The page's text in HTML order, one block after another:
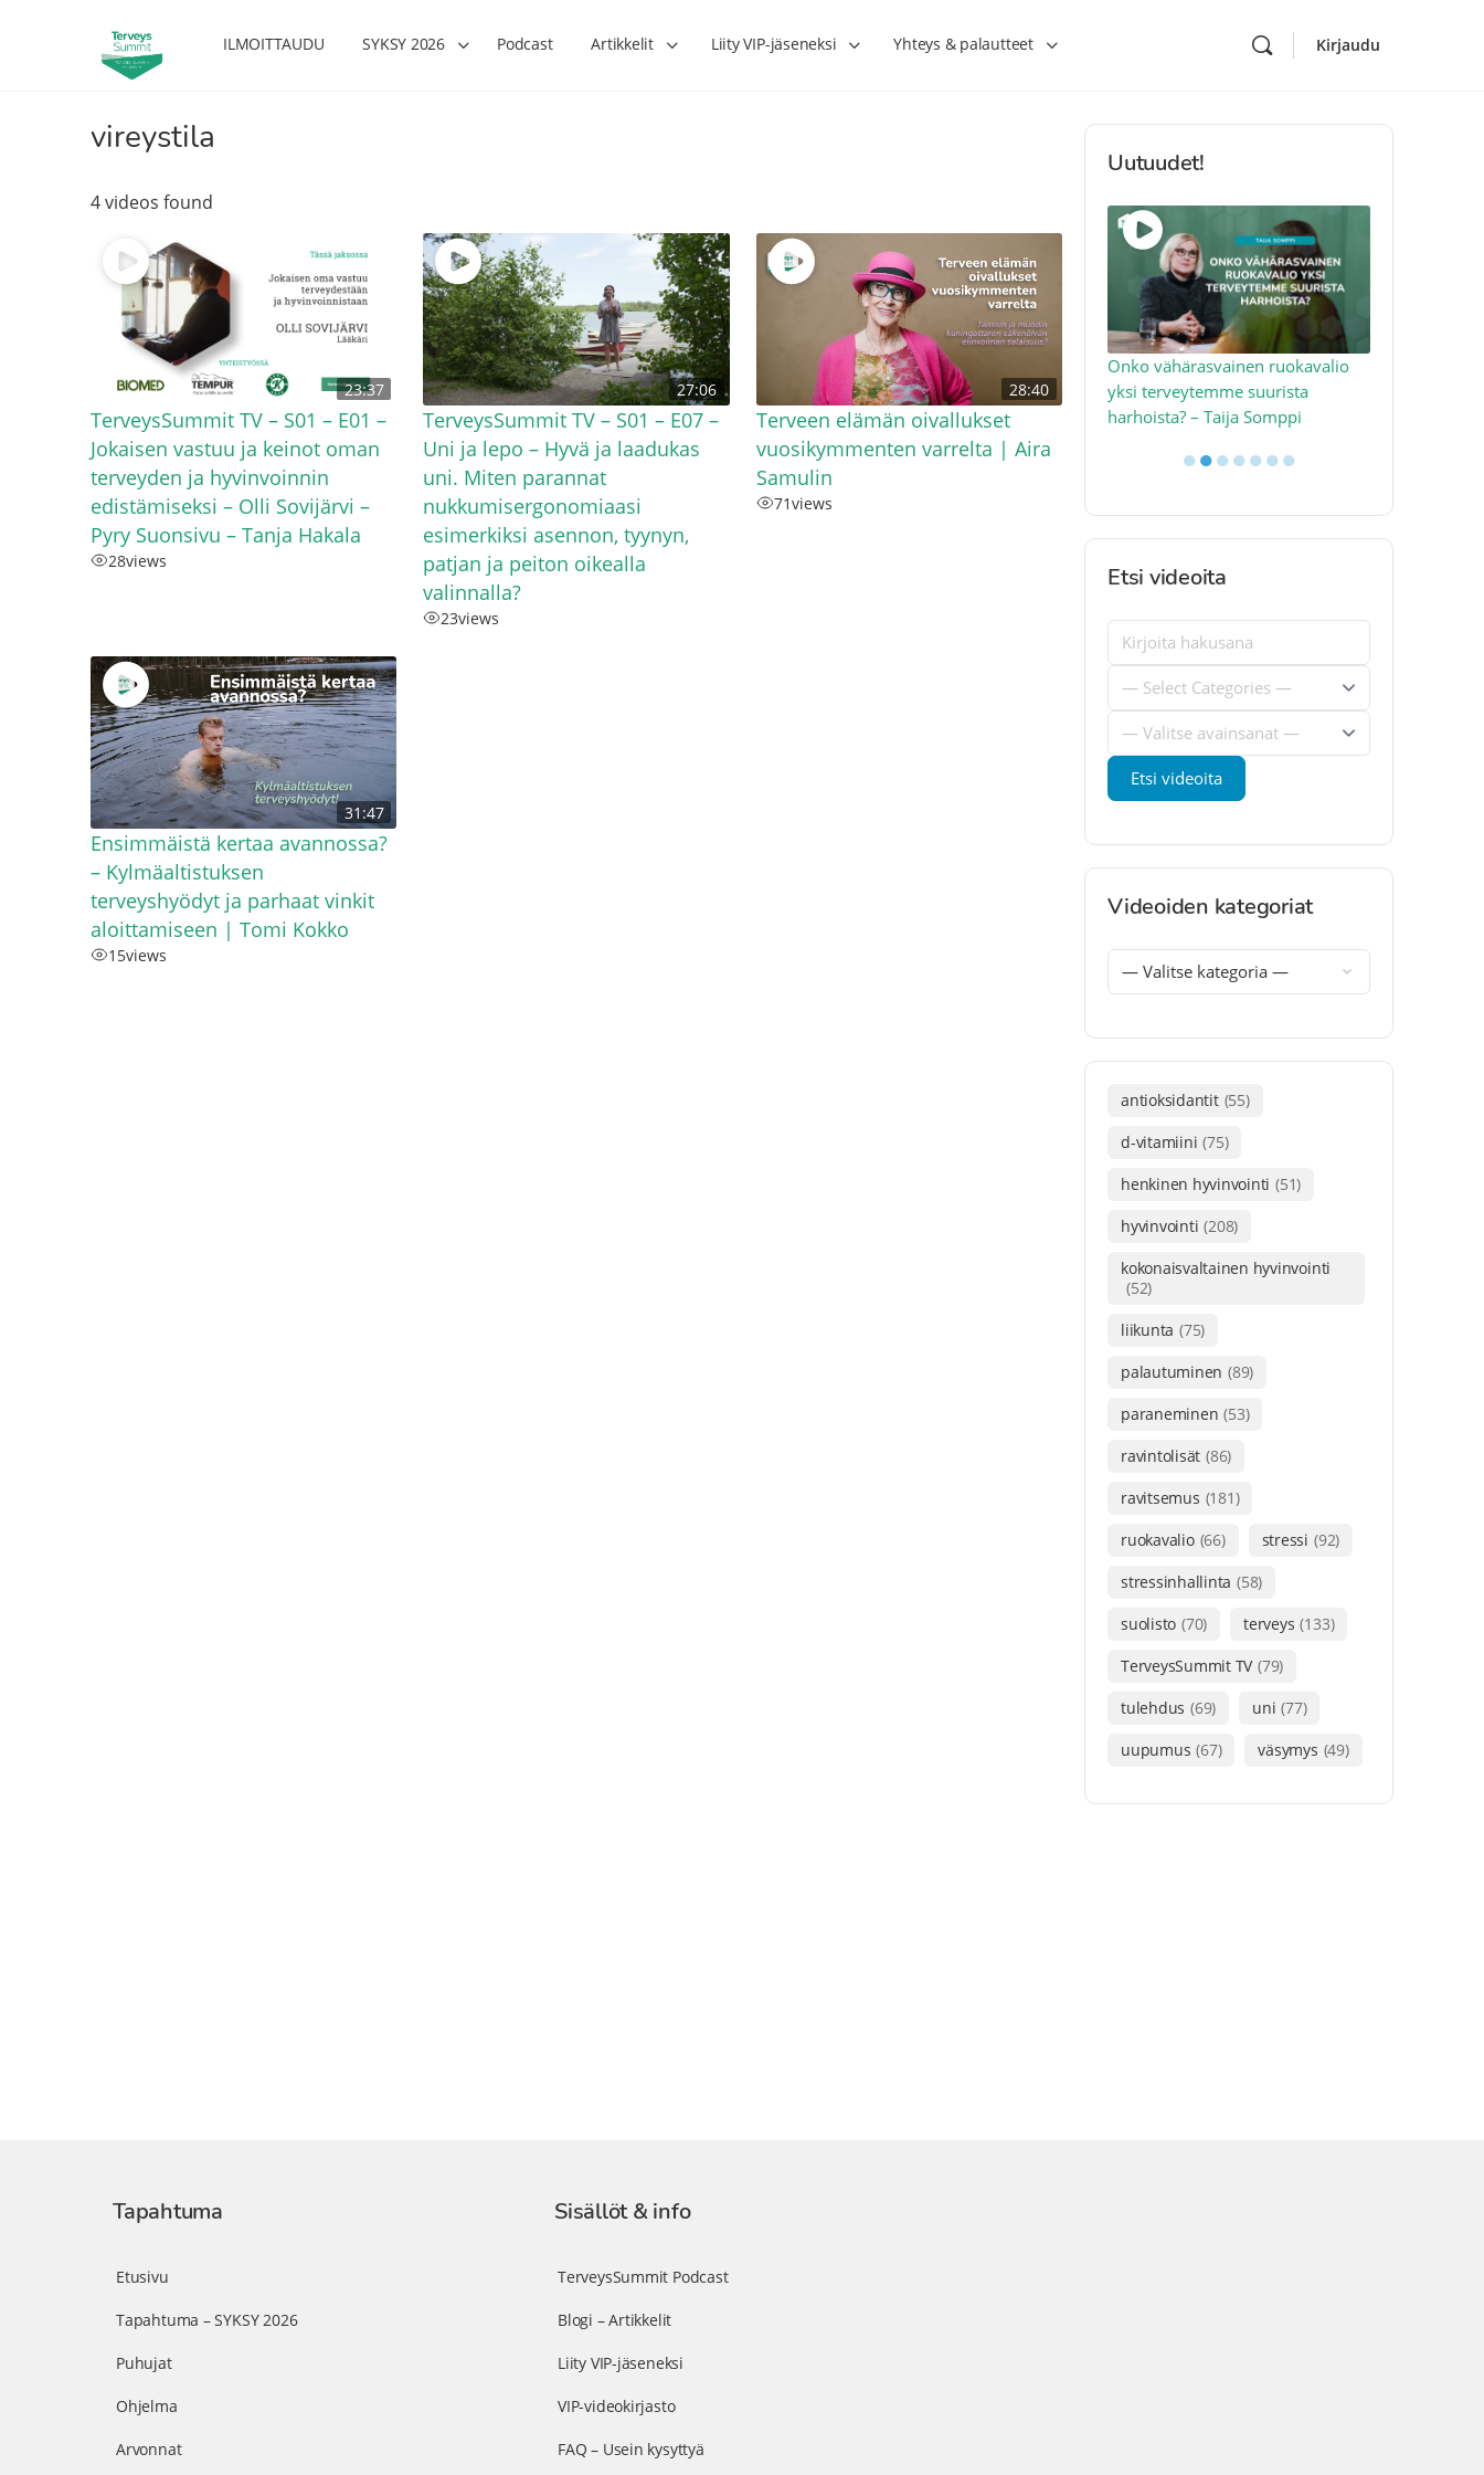
ILMOITTAUDU SYKSY 2026 Podcast Artikkelit Liity VIP-jäseneksi Yhteys & palautteet Kirjaudu
vireystila
4 videos found
23:37
TerveysSummit TV – S01 – E01 –
Jokaisen vastuu ja keinot oman
terveyden ja hyvinvoinnin
edistämiseksi – Olli Sovijärvi –
Pyry Suonsivu – Tanja Hakala
28views
27:06
TerveysSummit TV – S01 – E07 –
Uni ja lepo – Hyvä ja laadukas
uni. Miten parannat
nukkumisergonomiaasi
esimerkiksi asennon, tyynyn,
patjan ja peiton oikealla
valinnalla?
23views
28:40
Terveen elämän oivallukset
vuosikymmenten varrelta | Aira
Samulin
71views
31:47
Ensimmäistä kertaa avannossa?
– Kylmäaltistuksen
terveyshyödyt ja parhaat vinkit
aloittamiseen | Tomi Kokko
15views
Uutuudet!
Lihasharjoittelu on naisen tärkein
hormonihoito – Kaisa Jaakkola
Verisuonet priimakuntoon – näin
tuet verenkiertoa ruuan voimalla –
Hanna Voutilainen
Onko vähärasvainen ruokavalio
yksi terveytemme suurista
harhoista? – Taija Somppi
●●●●●●●
Etsi videoita
Videoiden kategoriat
antioksidantit (55)
d-vitamiini (75)
henkinen hyvinvointi (51)
hyvinvointi (208)
kokonaisvaltainen hyvinvointi
(52)
liikunta (75)
palautuminen (89)
paraneminen (53)
ravintolisät (86)
ravitsemus (181)
ruokavalio (66) stressi (92)
stressinhallinta (58)
suolisto (70) terveys (133)
TerveysSummit TV (79)
tulehdus (69) uni (77)
uupumus (67) väsymys (49)
Tapahtuma
Etusivu
Tapahtuma – SYKSY 2026
Puhujat
Ohjelma
Arvonnat
Sisällöt & info
TerveysSummit Podcast
Blogi – Artikkelit
Liity VIP-jäseneksi
VIP-videokirjasto
FAQ – Usein kysyttyä